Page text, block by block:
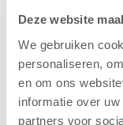
Deze website
We gebruiken
personaliseren,
en om ons
informatie over
partners voor
17055611
EAN
8714758293387